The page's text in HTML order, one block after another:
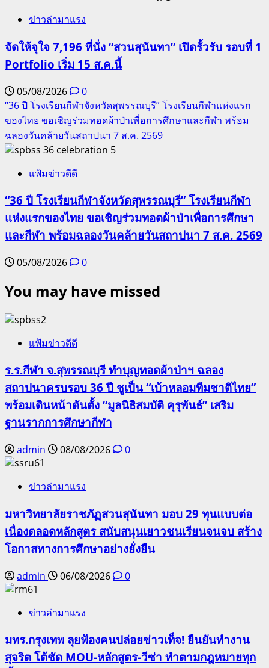
ข่าวล่ามาแรง
จัดให้จุใจ 7,196 ที่นั่ง “สวนสุนันทา” เปิดรั้วรับ รอบที่ 1
Portfolio เริ่ม 15 ส.ค.นี้
05/08/2026
0
“36 ปี โรงเรียนกีฬาจังหวัดสุพรรณบุรี” โรงเรียนกีฬาแห่งแรก
ของไทย ขอเชิญร่วมทอดผ้าป่าเพื่อการศึกษาและกีฬา พร้อม
ฉลองวันคล้ายวันสถาปนา 7 ส.ค. 2569
5
แฟ้มข่าวดีดี
“36 ปี โรงเรียนกีฬาจังหวัดสุพรรณบุรี” โรงเรียนกีฬา
แห่งแรกของไทย ขอเชิญร่วมทอดผ้าป่าเพื่อการศึกษา
และกีฬา พร้อมฉลองวันคล้ายวันสถาปนา 7 ส.ค. 2569
05/08/2026 0
You may have missed
แฟ้มข่าวดีดี
ร.ร.กีฬา จ.สุพรรณบุรี ทำบุญทอดผ้าป่าฯ ฉลอง
สถาปนาครบรอบ 36 ปี ชูเป็น “เบ้าหลอมทีมชาติไทย”
พร้อมเดินหน้าดันตั้ง “มูลนิธิสมบัติ คุรุพันธ์” เสริม
ฐานรากการศึกษากีฬา
admin 08/08/2026 0
ข่าวล่ามาแรง
มหาวิทยาลัยราชภัฏสวนสุนันทา มอบ 29 ทุนแบบต่อ
เนื่องตลอดหลักสูตร สนับสนุนเยาวชนเรียนจนจบ สร้าง
โอกาสทางการศึกษาอย่างยั่งยืน
admin 06/08/2026 0
ข่าวล่ามาแรง
มทร.กรุงเทพ ลุยฟ้องคนปล่อยข่าวเท็จ! ยืนยันทำงาน
สุจริต โต้ชัด MOU-หลักสูตร-วีซ่า ทำตามกฎหมายทุก